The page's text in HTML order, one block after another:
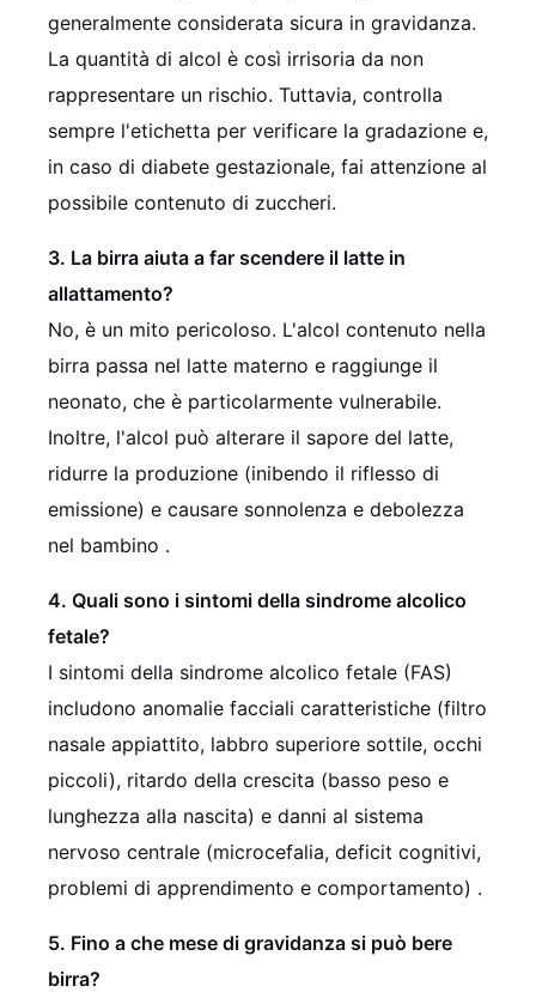
generalmente considerata sicura in gravidanza.
La quantità di alcol è così irrisoria da non
rappresentare un rischio. Tuttavia, controlla
sempre l'etichetta per verificare la gradazione e,
in caso di diabete gestazionale, fai attenzione al
possibile contenuto di zuccheri.
3. La birra aiuta a far scendere il latte in
allattamento?
No, è un mito pericoloso. L'alcol contenuto nella
birra passa nel latte materno e raggiunge il
neonato, che è particolarmente vulnerabile.
Inoltre, l'alcol può alterare il sapore del latte,
ridurre la produzione (inibendo il riflesso di
emissione) e causare sonnolenza e debolezza
nel bambino .
4. Quali sono i sintomi della sindrome alcolico
fetale?
I sintomi della sindrome alcolico fetale (FAS)
includono anomalie facciali caratteristiche (filtro
nasale appiattito, labbro superiore sottile, occhi
piccoli), ritardo della crescita (basso peso e
lunghezza alla nascita) e danni al sistema
nervoso centrale (microcefalia, deficit cognitivi,
problemi di apprendimento e comportamento) .
5. Fino a che mese di gravidanza si può bere
birra?